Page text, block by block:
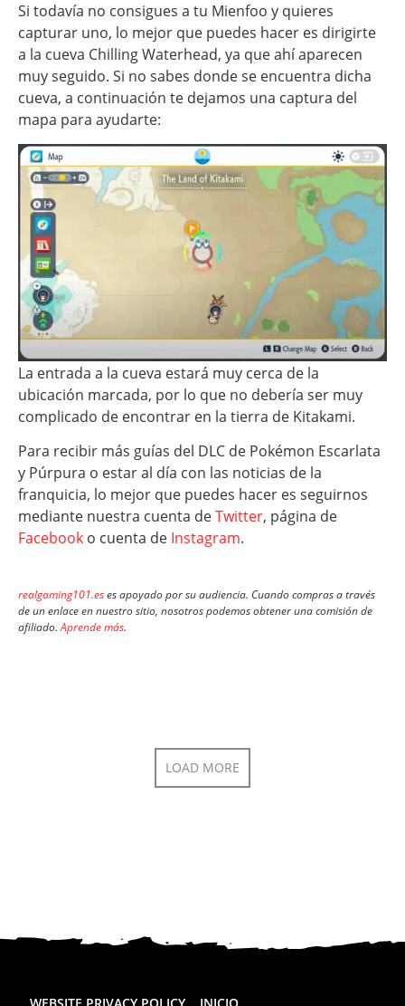
Si todavía no consigues a tu Mienfoo y quieres
capturar uno, lo mejor que puedes hacer es dirigirte
a la cueva Chilling Waterhead, ya que ahí aparecen
muy seguido. Si no sabes donde se encuentra dicha
cueva, a continuación te dejamos una captura del
mapa para ayudarte:
La entrada a la cueva estará muy cerca de la
ubicación marcada, por lo que no debería ser muy
complicado de encontrar en la tierra de Kitakami.
Para recibir más guías del DLC de Pokémon Escarlata
y Púrpura o estar al día con las noticias de la
franquicia, lo mejor que puedes hacer es seguirnos
mediante nuestra cuenta deTwitter, página de
Facebook o cuenta de Instagram.
realgaming101.eses apoyado por su audiencia. Cuando compras a través
de un enlace en nuestro sitio, nosotros podemos obtener una comisión de
afiliado.Aprende más.
LOAD MORE